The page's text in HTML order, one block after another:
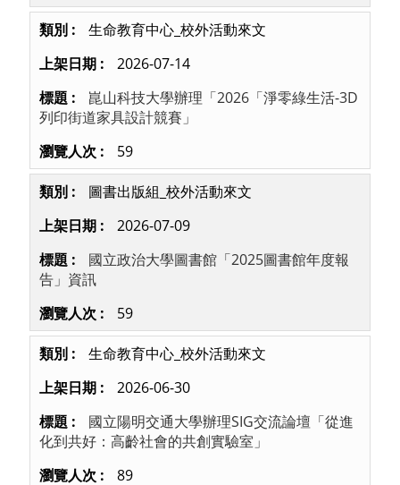
生命教育中心_校外活動來文
2026-07-14
崑山科技大學辦理「2026「淨零綠生活-3D
列印街道家具設計競賽」
59
圖書出版組_校外活動來文
2026-07-09
國立政治大學圖書館「2025圖書館年度報
告」資訊
59
生命教育中心_校外活動來文
2026-06-30
國立陽明交通大學辦理SIG交流論壇「從進
化到共好：高齡社會的共創實驗室」
89